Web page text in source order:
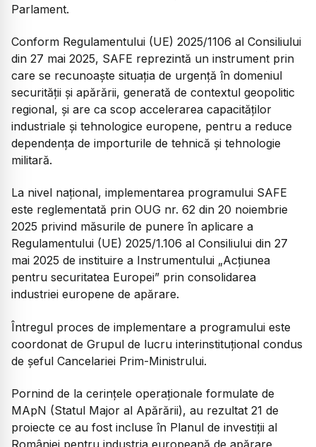
Parlament.
Conform Regulamentului (UE) 2025/1106 al Consiliului
din 27 mai 2025, SAFE reprezintă un instrument prin
care se recunoaște situația de urgență în domeniul
securității și apărării, generată de contextul geopolitic
regional, și are ca scop accelerarea capacităților
industriale și tehnologice europene, pentru a reduce
dependența de importurile de tehnică și tehnologie
militară.
La nivel național, implementarea programului SAFE
este reglementată prin OUG nr. 62 din 20 noiembrie
2025 privind măsurile de punere în aplicare a
Regulamentului (UE) 2025/1.106 al Consiliului din 27
mai 2025 de instituire a Instrumentului „Acțiunea
pentru securitatea Europei” prin consolidarea
industriei europene de apărare.
Întregul proces de implementare a programului este
coordonat de Grupul de lucru interinstituțional condus
de șeful Cancelariei Prim-Ministrului.
Pornind de la cerințele operaționale formulate de
MApN (Statul Major al Apărării), au rezultat 21 de
proiecte ce au fost incluse în Planul de investiții al